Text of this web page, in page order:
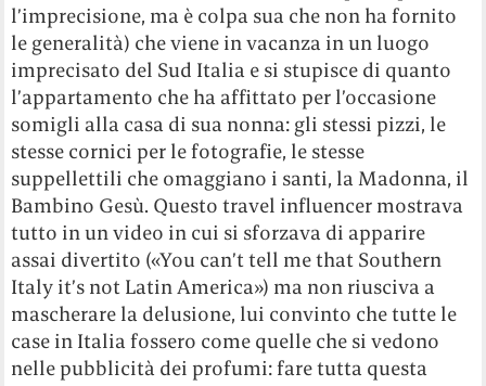
l’imprecisione, ma è colpa sua che non ha fornito
le generalità) che viene in vacanza in un luogo
imprecisato del Sud Italia e si stupisce di quanto
l’appartamento che ha affittato per l’occasione
somigli alla casa di sua nonna: gli stessi pizzi, le
stesse cornici per le fotografie, le stesse
suppellettili che omaggiano i santi, la Madonna, il
Bambino Gesù. Questo travel influencer mostrava
tutto in un video in cui si sforzava di apparire
assai divertito («You can’t tell me that Southern
Italy it’s not Latin America») ma non riusciva a
mascherare la delusione, lui convinto che tutte le
case in Italia fossero come quelle che si vedono
nelle pubblicità dei profumi: fare tutta questa